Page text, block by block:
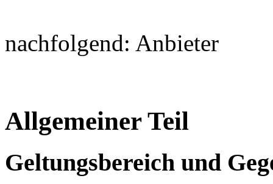
nachfolgend: Anbieter
Allgemeiner Teil
Geltungsbereich und